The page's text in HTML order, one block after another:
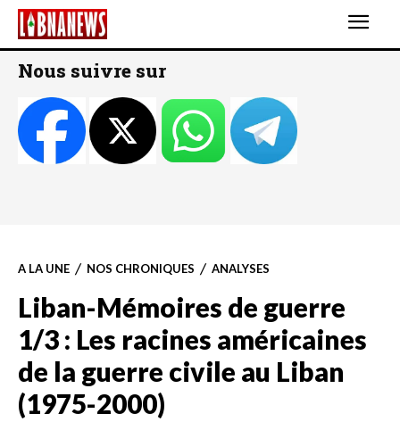
Nous suivre sur
A LA UNE NOS CHRONIQUES ANALYSES
Liban-Mémoires de guerre
1/3 : Les racines américaines
de la guerre civile au Liban
(1975-2000)